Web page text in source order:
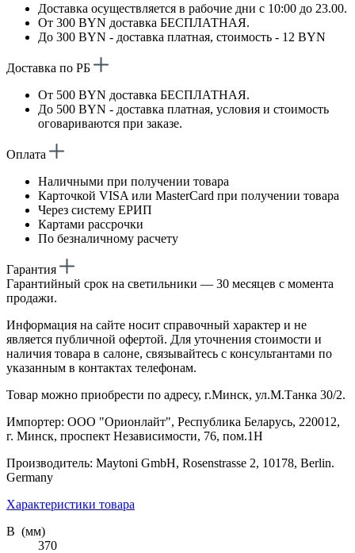
Доставка осуществляется в рабочие дни с 10:00 до 23.00.
От 300 BYN доставка БЕСПЛАТНАЯ.
До 300 BYN - доставка платная, стоимость - 12 BYN
Доставка по РБ
От 500 BYN доставка БЕСПЛАТНАЯ.
До 500 BYN - доставка платная, условия и стоимость
оговариваются при заказе.
Оплата
Наличными при получении товара
Карточкой VISA или MasterCard при получении товара
Через систему ЕРИП
Картами рассрочки
По безналичному расчету
Гарантия
Гарантийный срок на светильники — 30 месяцев с момента
продажи.
Информация на сайте носит справочный характер и не
является публичной офертой. Для уточнения стоимости и
наличия товара в салоне, связывайтесь с консультантами по
указанным в контактах телефонам.
Товар можно приобрести по адресу, г.Минск, ул.М.Танка 30/2.
Импортер: ООО "Орионлайт", Республика Беларусь, 220012,
г. Минск, проспект Независимости, 76, пом.1Н
Производитель: Maytoni GmbH, Rosenstrasse 2, 10178, Berlin.
Germany
Характеристики товара
В (мм)
370